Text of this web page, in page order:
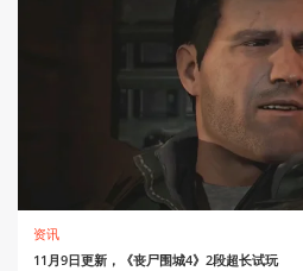
资讯
11月9日更新，《丧尸围城4》2段超长试玩